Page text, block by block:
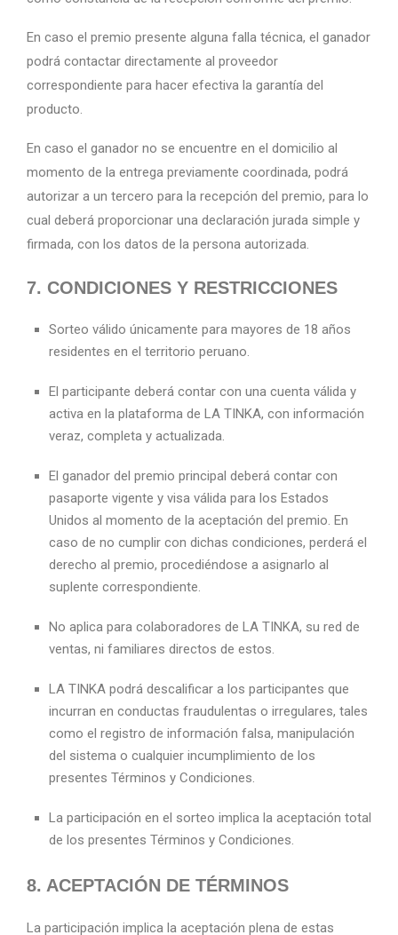
En caso el premio presente alguna falla técnica, el ganador
podrá contactar directamente al proveedor
correspondiente para hacer efectiva la garantía del
producto.
En caso el ganador no se encuentre en el domicilio al
momento de la entrega previamente coordinada, podrá
autorizar a un tercero para la recepción del premio, para lo
cual deberá proporcionar una declaración jurada simple y
firmada, con los datos de la persona autorizada.
7. CONDICIONES Y RESTRICCIONES
Sorteo válido únicamente para mayores de 18 años
residentes en el territorio peruano.
El participante deberá contar con una cuenta válida y
activa en la plataforma de LA TINKA, con información
veraz, completa y actualizada.
El ganador del premio principal deberá contar con
pasaporte vigente y visa válida para los Estados
Unidos al momento de la aceptación del premio. En
caso de no cumplir con dichas condiciones, perderá el
derecho al premio, procediéndose a asignarlo al
suplente correspondiente.
No aplica para colaboradores de LA TINKA, su red de
ventas, ni familiares directos de estos.
LA TINKA podrá descalificar a los participantes que
incurran en conductas fraudulentas o irregulares, tales
como el registro de información falsa, manipulación
del sistema o cualquier incumplimiento de los
presentes Términos y Condiciones.
La participación en el sorteo implica la aceptación total
de los presentes Términos y Condiciones.
8. ACEPTACIÓN DE TÉRMINOS
La participación implica la aceptación plena de estas